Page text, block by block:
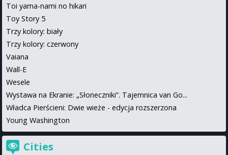
Toi yama-nami no hikari
Toy Story 5
Trzy kolory: biały
Trzy kolory: czerwony
Vaiana
Wall-E
Wesele
Wystawa na Ekranie: „Słoneczniki”. Tajemnica van Go...
Władca Pierścieni: Dwie wieże - edycja rozszerzona
Young Washington
Cities